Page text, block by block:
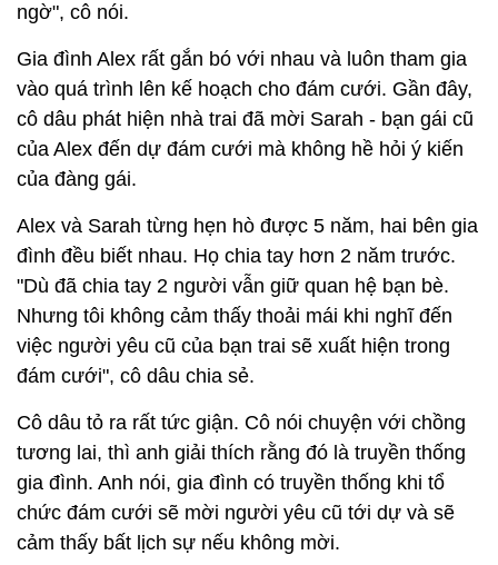
ngờ", cô nói.
Gia đình Alex rất gắn bó với nhau và luôn tham gia
vào quá trình lên kế hoạch cho đám cưới. Gần đây,
cô dâu phát hiện nhà trai đã mời Sarah - bạn gái cũ
của Alex đến dự đám cưới mà không hề hỏi ý kiến
của đàng gái.
Alex và Sarah từng hẹn hò được 5 năm, hai bên gia
đình đều biết nhau. Họ chia tay hơn 2 năm trước.
"Dù đã chia tay 2 người vẫn giữ quan hệ bạn bè.
Nhưng tôi không cảm thấy thoải mái khi nghĩ đến
việc người yêu cũ của bạn trai sẽ xuất hiện trong
đám cưới", cô dâu chia sẻ.
Cô dâu tỏ ra rất tức giận. Cô nói chuyện với chồng
tương lai, thì anh giải thích rằng đó là truyền thống
gia đình. Anh nói, gia đình có truyền thống khi tổ
chức đám cưới sẽ mời người yêu cũ tới dự và sẽ
cảm thấy bất lịch sự nếu không mời.